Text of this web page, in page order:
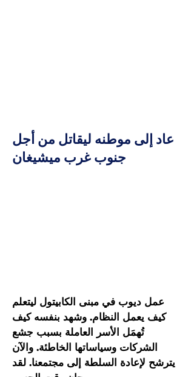
عاد إلى موطنه ليقاتل من أجل
جنوب غرب ميشيغان
عمل ديوب في مبنى الكابيتول ليتعلم
كيف يعمل النظام. وشهد بنفسه كيف
تُهمَل الأسر العاملة بسبب جشع
الشركات وسياساتها الخاطئة. والآن
يترشح لإعادة السلطة إلى مجتمعنا. لقد